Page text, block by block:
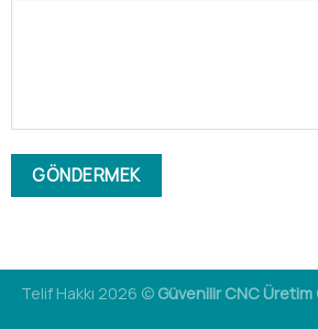
Telif Hakkı 2026 © Güvenilir CNC Üretim